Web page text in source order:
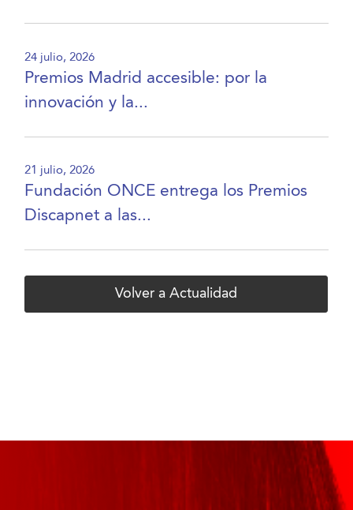
24 julio, 2026
Premios Madrid accesible: por la
innovación y la...
21 julio, 2026
Fundación ONCE entrega los Premios
Discapnet a las...
Volver a Actualidad